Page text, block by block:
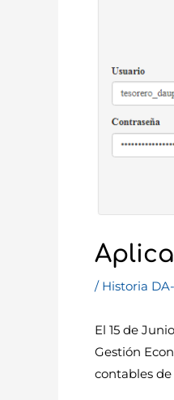
/ Historia
El 15 de
Gestión
contables